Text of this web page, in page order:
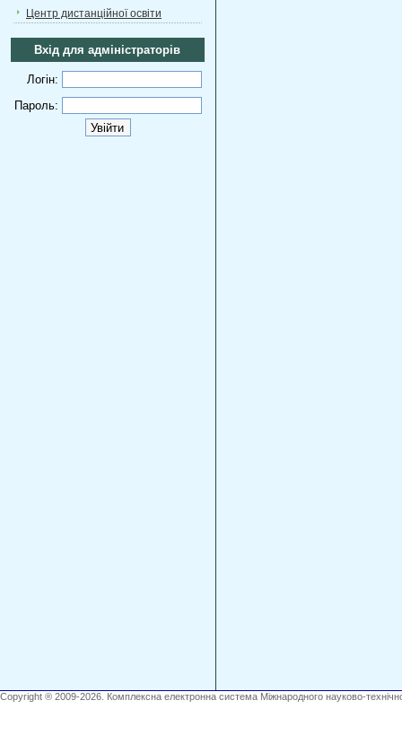
Центр дистанційної освіти
Вхід для адміністраторів
Логін:
Пароль:
Copyright ® 2009-2026. Комплексна електронна система Міжнародного науково-